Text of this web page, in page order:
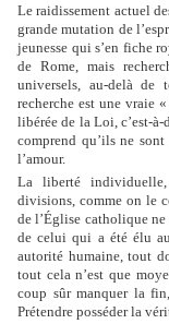
Le raidissement actuel
grande mutation de
jeunesse qui s’en fiche
de Rome, mais
universels, au-delà de
recherche est une vraie
libérée de la Loi, c’est-
comprend qu’ils ne
l’amour.
La liberté individuelle,
divisions, comme on le
de l’Église catholique
de celui qui a été élu
autorité humaine, tout
tout cela n’est que
coup sûr manquer la
Prétendre posséder la